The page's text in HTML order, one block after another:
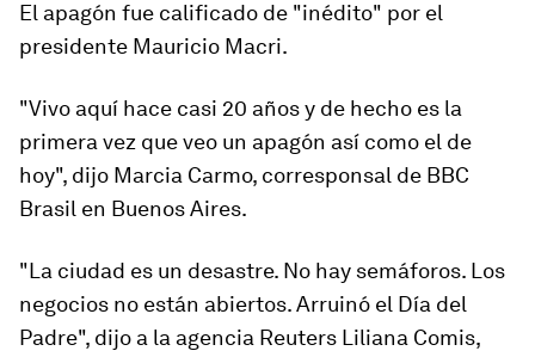
El apagón fue calificado de "inédito" por el
presidente Mauricio Macri.
"Vivo aquí hace casi 20 años y de hecho es la
primera vez que veo un apagón así como el de
hoy", dijo Marcia Carmo, corresponsal de BBC
Brasil en Buenos Aires.
"La ciudad es un desastre. No hay semáforos. Los
negocios no están abiertos. Arruinó el Día del
Padre", dijo a la agencia Reuters Liliana Comis,